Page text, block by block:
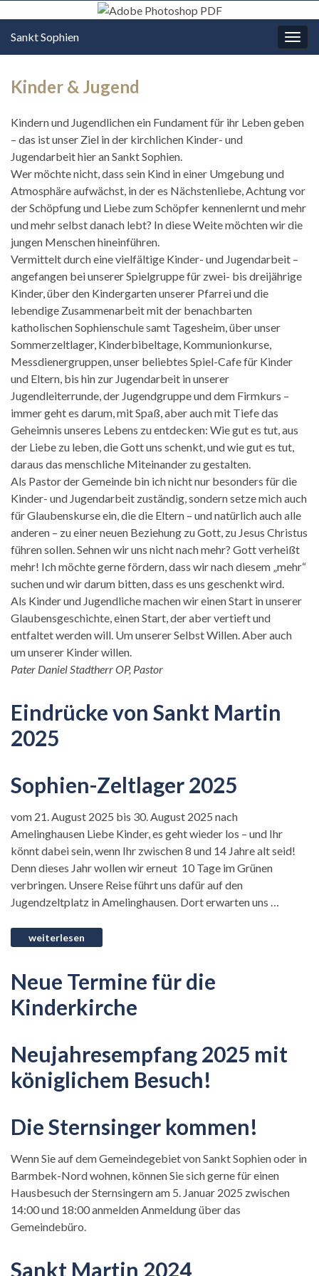
Sankt Sophien
Kinder & Jugend
Kindern und Jugendlichen ein Fundament für ihr Leben geben
– das ist unser Ziel in der kirchlichen Kinder- und
Jugendarbeit hier an Sankt Sophien.
Wer möchte nicht, dass sein Kind in einer Umgebung und
Atmosphäre aufwächst, in der es Nächstenliebe, Achtung vor
der Schöpfung und Liebe zum Schöpfer kennenlernt und mehr
und mehr selbst danach lebt? In diese Weite möchten wir die
jungen Menschen hineinführen.
Vermittelt durch eine vielfältige Kinder- und Jugendarbeit –
angefangen bei unserer Spielgruppe für zwei- bis dreijährige
Kinder, über den Kindergarten unserer Pfarrei und die
lebendige Zusammenarbeit mit der benachbarten
katholischen Sophienschule samt Tagesheim, über unser
Sommerzeltlager, Kinderbibeltage, Kommunionkurse,
Messdienergruppen, unser beliebtes Spiel-Cafe für Kinder
und Eltern, bis hin zur Jugendarbeit in unserer
Jugendleiterrunde, der Jugendgruppe und dem Firmkurs –
immer geht es darum, mit Spaß, aber auch mit Tiefe das
Geheimnis unseres Lebens zu entdecken: Wie gut es tut, aus
der Liebe zu leben, die Gott uns schenkt, und wie gut es tut,
daraus das menschliche Miteinander zu gestalten.
Als Pastor der Gemeinde bin ich nicht nur besonders für die
Kinder- und Jugendarbeit zuständig, sondern setze mich auch
für Glaubenskurse ein, die die Eltern – und natürlich auch alle
anderen – zu einer neuen Beziehung zu Gott, zu Jesus Christus
führen sollen. Sehnen wir uns nicht nach mehr? Gott verheißt
mehr! Ich möchte gerne fördern, dass wir nach diesem „mehr“
suchen und wir darum bitten, dass es uns geschenkt wird.
Als Kinder und Jugendliche machen wir einen Start in unserer
Glaubensgeschichte, einen Start, der aber vertieft und
entfaltet werden will. Um unserer Selbst Willen. Aber auch
um unserer Kinder willen.
Pater Daniel Stadtherr OP, Pastor
Eindrücke von Sankt Martin
2025
Sophien-Zeltlager 2025
vom 21. August 2025 bis 30. August 2025 nach
Amelinghausen Liebe Kinder, es geht wieder los – und Ihr
könnt dabei sein, wenn Ihr zwischen 8 und 14 Jahre alt seid!
Denn dieses Jahr wollen wir erneut 10 Tage im Grünen
verbringen. Unsere Reise führt uns dafür auf den
Jugendzeltplatz in Amelinghausen. Dort erwarten uns …
Neue Termine für die
Kinderkirche
Neujahresempfang 2025 mit
königlichem Besuch!
Die Sternsinger kommen!
Wenn Sie auf dem Gemeindegebiet von Sankt Sophien oder in
Barmbek-Nord wohnen, können Sie sich gerne für einen
Hausbesuch der Sternsingern am 5. Januar 2025 zwischen
14:00 und 18:00 anmelden Anmeldung über das
Gemeindebüro.
Sankt Martin 2024